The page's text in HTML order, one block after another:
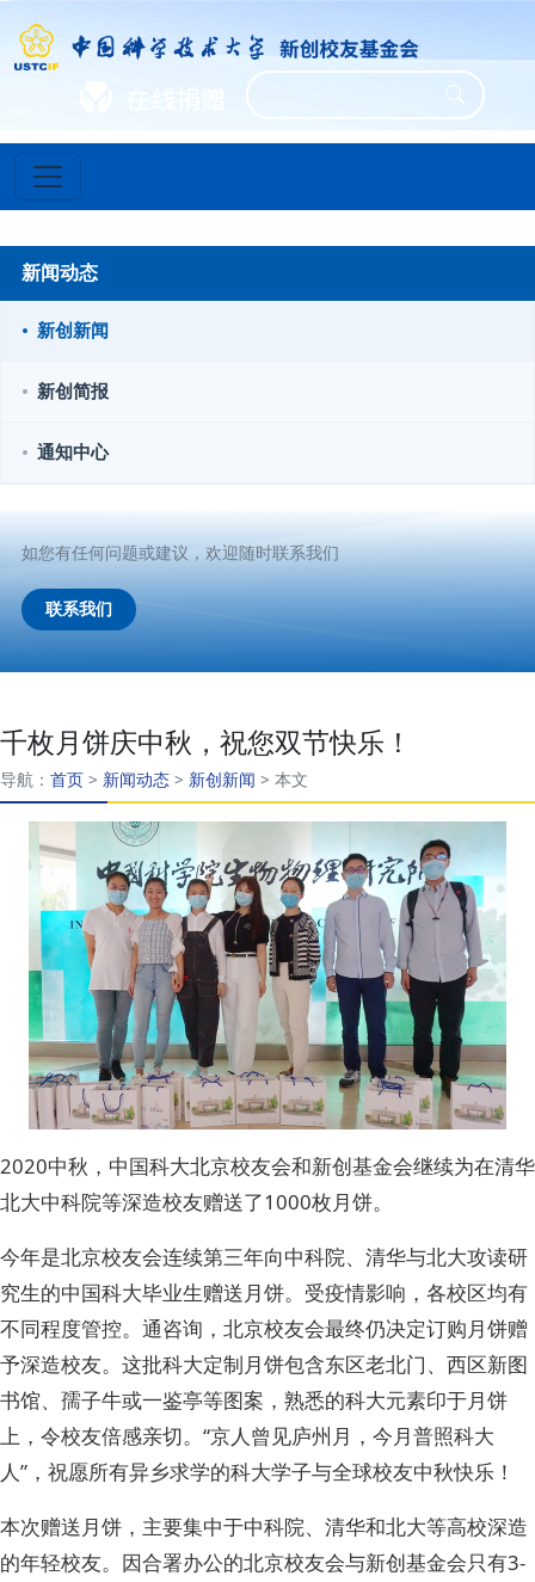
新闻动态
新创新闻
新创简报
通知中心
如您有任何问题或建议，欢迎随时联系我们
联系我们
千枚月饼庆中秋，祝您双节快乐！
导航： 首页 > 新闻动态 > 新创新闻 > 本文
2020中秋，中国科大北京校友会和新创基金会继续为在清华
北大中科院等深造校友赠送了1000枚月饼。
今年是北京校友会连续第三年向中科院、清华与北大攻读研
究生的中国科大毕业生赠送月饼。受疫情影响，各校区均有
不同程度管控。通咨询，北京校友会最终仍决定订购月饼赠
予深造校友。这批科大定制月饼包含东区老北门、西区新图
书馆、孺子牛或一鉴亭等图案，熟悉的科大元素印于月饼
上，令校友倍感亲切。“京人曾见庐州月，今月普照科大
人”，祝愿所有异乡求学的科大学子与全球校友中秋快乐！
本次赠送月饼，主要集中于中科院、清华和北大等高校深造
的年轻校友。因合署办公的北京校友会与新创基金会只有3-